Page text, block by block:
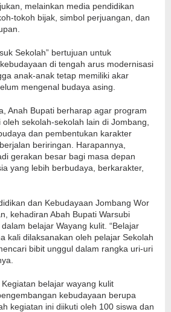
melainkan media pendidikan
tokoh bijak, simbol perjuangan, dan
Sekolah” bertujuan untuk
di tengah arus modernisasi
anak-anak tetap memiliki akar
mengenal budaya asing.
Anah Bupati berharap agar program
sekolah-sekolah lain di Jombang,
dan pembentukan karakter
beriringan. Harapannya,
gerakan besar bagi masa depan
yang lebih berbudaya, berkarakter,
dan Kebudayaan Jombang Wor
kehadiran Abah Bupati Warsubi
belajar Wayang kulit. “Belajar
kali dilaksanakan oleh pelajar Sekolah
bibit unggul dalam rangka uri-uri
belajar wayang kulit
kebudayaan berupa
kegiatan ini diikuti oleh 100 siswa dan